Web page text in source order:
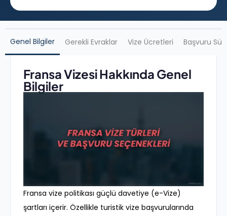
Genel Bilgiler Gerekli Evraklar Vize Ücretleri Başvuru
Fransa Vizesi Hakkında Genel
Bilgiler
Fransa vize politikası güçlü davetiye (e-Vize)
şartları içerir. Özellikle turistik vize başvurularında